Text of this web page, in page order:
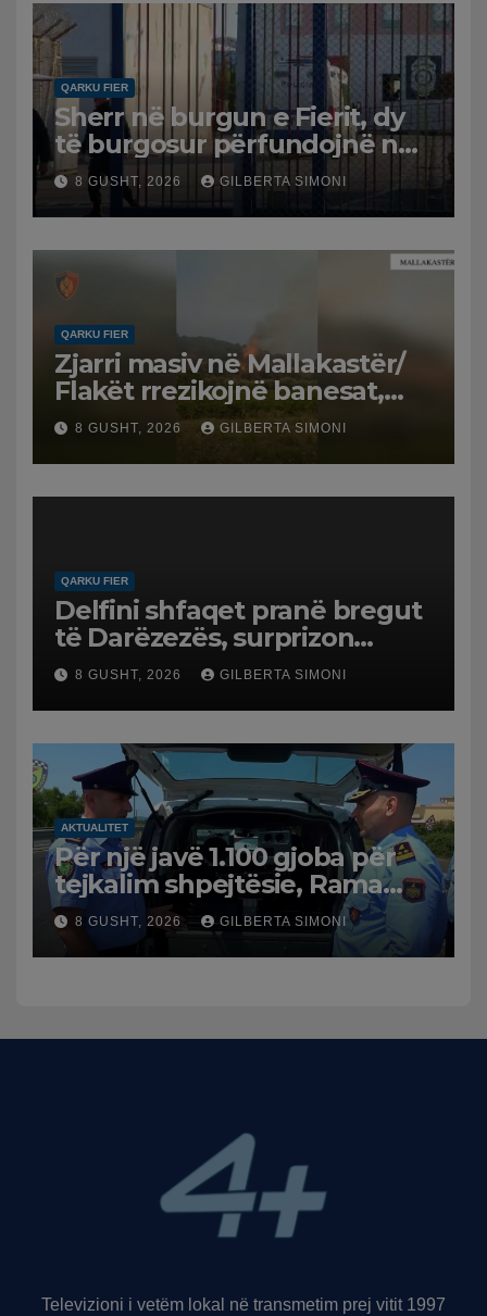
QARKU FIER
Sherr në burgun e Fierit, dy
të burgosur përfundojnë në
spital
8 GUSHT, 2026 GILBERTA SIMONI
QARKU FIER
Zjarri masiv në Mallakastër/
Flakët rrezikojnë banesat,
Policia evakuon disa familje
në Koilac
8 GUSHT, 2026 GILBERTA SIMONI
QARKU FIER
Delfini shfaqet pranë bregut
të Darëzezës, surprizon
pushuesit dhe banorët
8 GUSHT, 2026 GILBERTA SIMONI
AKTUALITET
Për një javë 1.100 gjoba për
tejkalim shpejtësie, Rama
publikon videon: Kamerat e
trafikut së shpejti në
funksion
8 GUSHT, 2026 GILBERTA SIMONI
Televizioni i vetëm lokal në transmetim prej vitit 1997